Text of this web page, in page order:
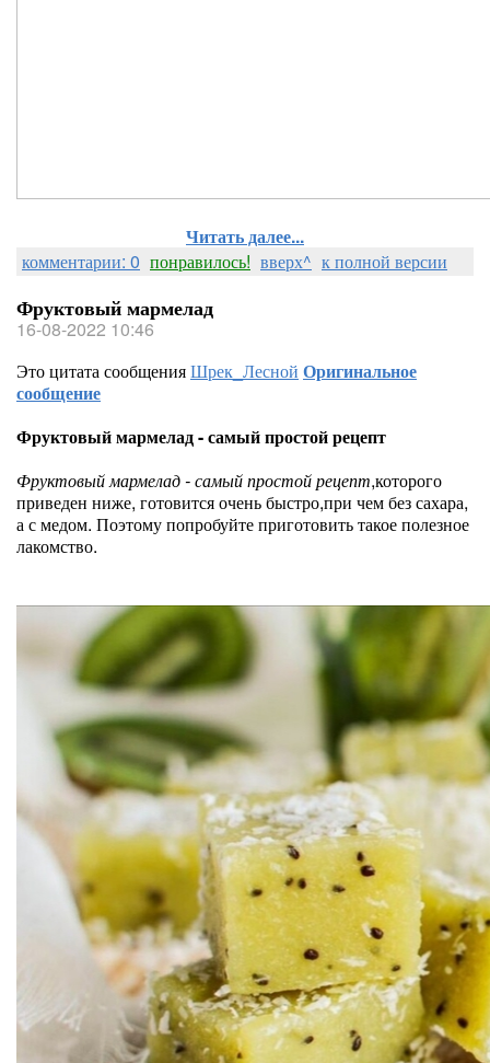
Читать далее...
комментарии: 0 понравилось! вверх^ к полной версии
Фруктовый мармелад
16-08-2022 10:46
Это цитата сообщенияШрек_Лесной Оригинальное
сообщение
Фруктовый мармелад - самый простой рецепт
Фруктовый мармелад - самый простой рецепт,которого
приведен ниже, готовится очень быстро,при чем без сахара,
а с медом. Поэтому попробуйте приготовить такое полезное
лакомство.